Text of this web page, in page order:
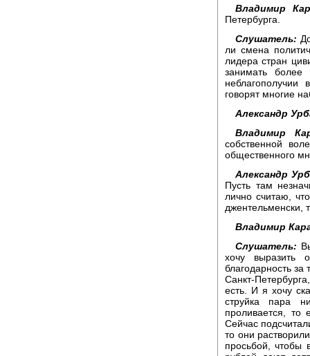
Владимир
Петербурга.
Слушатель:
ли смена
лидера стран
занимать
говорят многие
Александр
Владимир
собственной
общественного
Александр
Пусть там
лично считаю,
джентельменски,
Владимир
Слушатель:
хочу выразить
благодарность за
Санкт-
есть. И я хочу
струйка пара
проливается, то
Сейчас
то они
просьбой, чтобы